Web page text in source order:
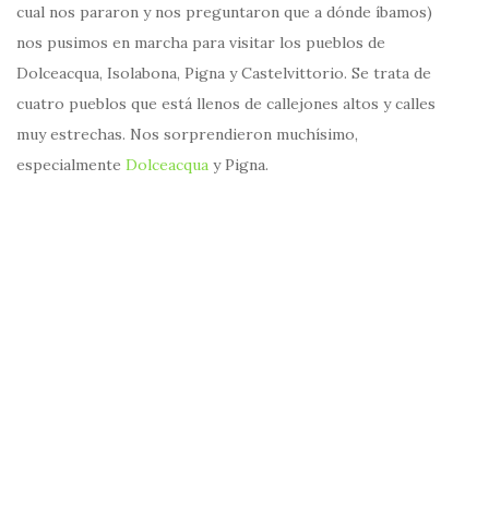
cual nos pararon y nos preguntaron que a dónde íbamos)
nos pusimos en marcha para visitar los pueblos de
Dolceacqua, Isolabona, Pigna y Castelvittorio. Se trata de
cuatro pueblos que está llenos de callejones altos y calles
muy estrechas. Nos sorprendieron muchísimo,
especialmente Dolceacqua y Pigna.